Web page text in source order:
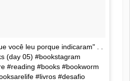
você leu porque indicaram" . .
(day 05) #bookstagram
#reading #books #bookworm
#livros #desafio